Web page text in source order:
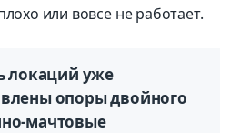
или вовсе не работает.
локаций уже
опоры двойного
мачтовые